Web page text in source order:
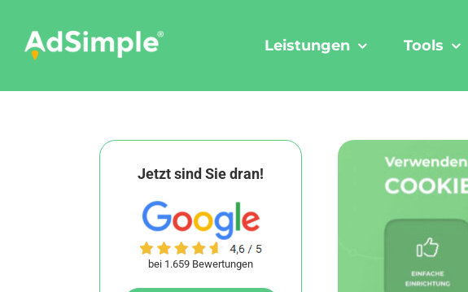
content
Leistungen Tools
Jetzt sind Sie dran!
bei 1.659 Bewertungen